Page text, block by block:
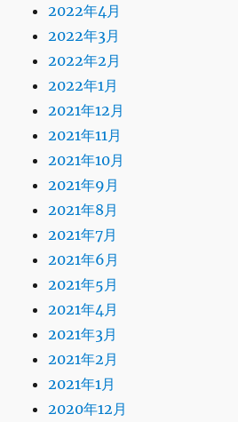
2022年4月
2022年3月
2022年2月
2022年1月
2021年12月
2021年11月
2021年10月
2021年9月
2021年8月
2021年7月
2021年6月
2021年5月
2021年4月
2021年3月
2021年2月
2021年1月
2020年12月